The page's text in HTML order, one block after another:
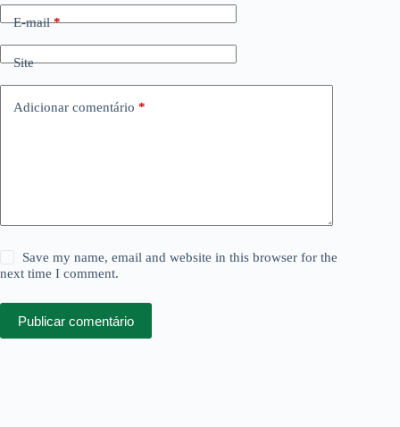
E-mail*
Site
Adicionar comentário *
Save my name, email and website in this browser for the
next time I comment.
Publicar comentário